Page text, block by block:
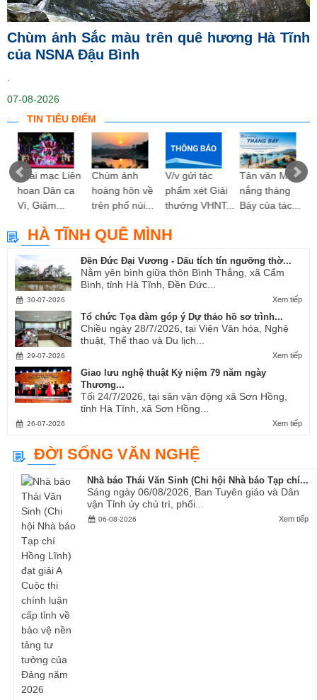
Chùm ảnh Sắc màu trên quê hương Hà Tĩnh
của NSNA Đậu Bình
07-08-2026
TIN TIÊU ĐIỂM
Khai mạc Liên
hoan Dân ca
Ví, Giặm...
Chùm ảnh
hoàng hôn về
trên phố núi...
V/v gửi tác
phẩm xét Giải
thưởng VHNT...
Tản văn Mùa
nắng tháng
Bảy của tác...
HÀ TĨNH QUÊ MÌNH
Đền Đức Đại Vương - Dấu tích tín ngưỡng thờ...
Nằm yên bình giữa thôn Bình Thắng, xã Cẩm
Bình, tỉnh Hà Tĩnh, Đền Đức...
Xem tiếp
30-07-2026
Tổ chức Tọa đàm góp ý Dự thảo hồ sơ trình...
Chiều ngày 28/7/2026, tại Viện Văn hóa, Nghệ
thuật, Thể thao và Du lịch...
Xem tiếp
29-07-2026
Giao lưu nghệ thuật Kỷ niệm 79 năm ngày
Thương...
Tối 24/7/2026, tại sân vận động xã Sơn Hồng,
tỉnh Hà Tĩnh, xã Sơn Hồng...
Xem tiếp
26-07-2026
ĐỜI SỐNG VĂN NGHỆ
Nhà báo Thái Văn Sinh (Chi hội Nhà báo Tạp chí...
Sáng ngày 06/08/2026, Ban Tuyên giáo và Dân
vận Tỉnh ủy chủ trì, phối...
Xem tiếp
06-08-2026